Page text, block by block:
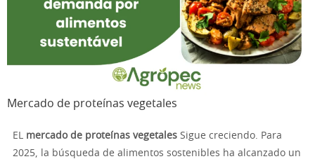
Mercado de proteínas vegetales
EL mercado de proteínas vegetales Sigue creciendo. Para
2025, la búsqueda de alimentos sostenibles ha alcanzado un